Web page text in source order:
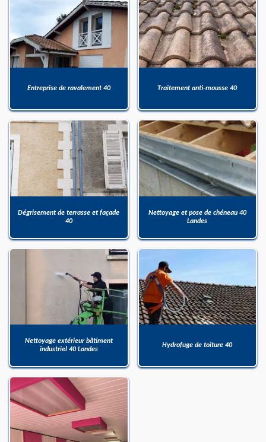
Entreprise de ravalement 40 Traitement anti-mousse 40
Dégrisement de terrasse et façade
40
Nettoyage et pose de chéneau 40
Landes
Nettoyage extérieur bâtiment
industriel 40 Landes
Hydrofuge de toiture 40